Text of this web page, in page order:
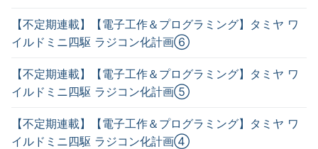
【不定期連載】【電子工作＆プログラミング】タミヤ ワ
イルドミニ四駆 ラジコン化計画⑥
【不定期連載】【電子工作＆プログラミング】タミヤ ワ
イルドミニ四駆 ラジコン化計画⑤
【不定期連載】【電子工作＆プログラミング】タミヤ ワ
イルドミニ四駆 ラジコン化計画④